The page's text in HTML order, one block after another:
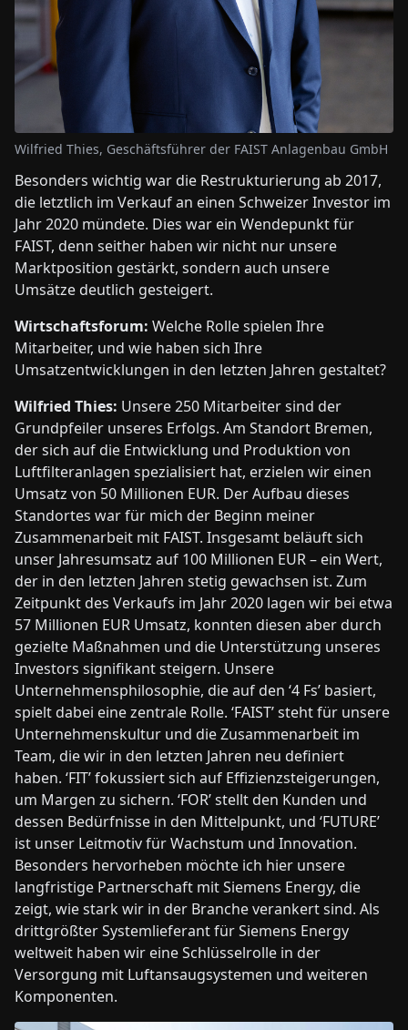
Wilfried Thies, Geschäftsführer der FAIST Anlagenbau GmbH
Besonders wichtig war die Restrukturierung ab 2017,
die letztlich im Verkauf an einen Schweizer Investor im
Jahr 2020 mündete. Dies war ein Wendepunkt für
FAIST, denn seither haben wir nicht nur unsere
Marktposition gestärkt, sondern auch unsere
Umsätze deutlich gesteigert.
Wirtschaftsforum: Welche Rolle spielen Ihre
Mitarbeiter, und wie haben sich Ihre
Umsatzentwicklungen in den letzten Jahren gestaltet?
Wilfried Thies: Unsere 250 Mitarbeiter sind der
Grundpfeiler unseres Erfolgs. Am Standort Bremen,
der sich auf die Entwicklung und Produktion von
Luftfilteranlagen spezialisiert hat, erzielen wir einen
Umsatz von 50 Millionen EUR. Der Aufbau dieses
Standortes war für mich der Beginn meiner
Zusammenarbeit mit FAIST. Insgesamt beläuft sich
unser Jahresumsatz auf 100 Millionen EUR – ein Wert,
der in den letzten Jahren stetig gewachsen ist. Zum
Zeitpunkt des Verkaufs im Jahr 2020 lagen wir bei etwa
57 Millionen EUR Umsatz, konnten diesen aber durch
gezielte Maßnahmen und die Unterstützung unseres
Investors signifikant steigern. Unsere
Unternehmensphilosophie, die auf den ‘4 Fs’ basiert,
spielt dabei eine zentrale Rolle. ‘FAIST’ steht für unsere
Unternehmenskultur und die Zusammenarbeit im
Team, die wir in den letzten Jahren neu definiert
haben. ‘FIT’ fokussiert sich auf Effizienzsteigerungen,
um Margen zu sichern. ‘FOR’ stellt den Kunden und
dessen Bedürfnisse in den Mittelpunkt, und ‘FUTURE’
ist unser Leitmotiv für Wachstum und Innovation.
Besonders hervorheben möchte ich hier unsere
langfristige Partnerschaft mit Siemens Energy, die
zeigt, wie stark wir in der Branche verankert sind. Als
drittgrößter Systemlieferant für Siemens Energy
weltweit haben wir eine Schlüsselrolle in der
Versorgung mit Luftansaugsystemen und weiteren
Komponenten.